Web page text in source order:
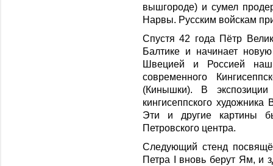
вышгороде) и сумел
Нарвы. Русским войскам
Спустя 42 года Пётр
Балтике и начинает
Швецией и Россией
современного
(Кинышки). В
кингисеппского
Эти и другие картины
Петровского центра.
Следующий стенд
Петра I вновь берут Ям, и